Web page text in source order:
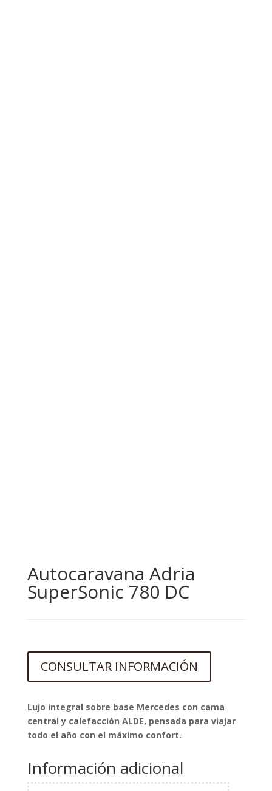
Autocaravana Adria
SuperSonic 780 DC
CONSULTAR INFORMACIÓN
Lujo integral sobre base Mercedes con cama
central y calefacción ALDE, pensada para viajar
todo el año con el máximo confort.
Información adicional